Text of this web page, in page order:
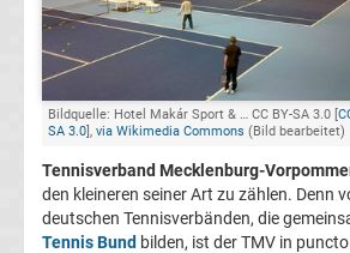
Tennis
Bildquelle: Hotel Makár Sport & … CC BY-SA 3.0 [
SA 3.0], via Wikimedia Commons (Bild bearbeitet)
Tennisverband Mecklenburg-
den kleineren seiner Art zu zählen. Denn
deutschen Tennisverbänden, die
Tennis Bund bilden, ist der TMV in